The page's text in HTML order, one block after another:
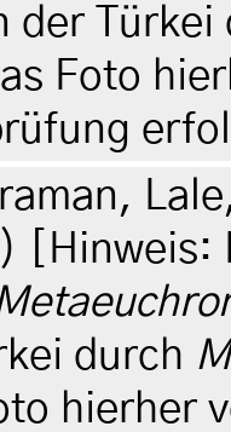
der
Foto
[Hinweis:
durch
hierher